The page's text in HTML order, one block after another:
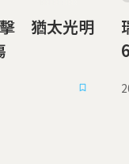
擊 猶太光明